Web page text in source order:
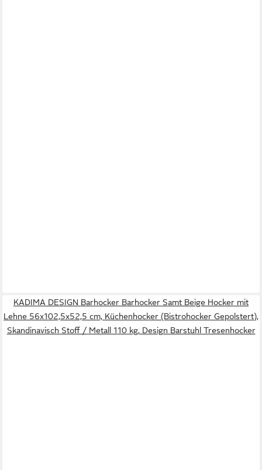
KADIMA DESIGN Barhocker Barhocker Samt Beige Hocker mit
Lehne 56x102,5x52,5 cm, Küchenhocker (Bistrohocker Gepolstert),
Skandinavisch Stoff / Metall 110 kg, Design Barstuhl Tresenhocker